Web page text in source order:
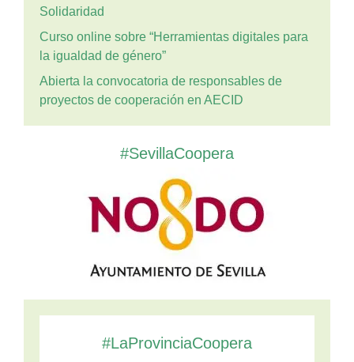
Solidaridad
Curso online sobre “Herramientas digitales para
la igualdad de género”
Abierta la convocatoria de responsables de
proyectos de cooperación en AECID
#SevillaCoopera
#LaProvinciaCoopera